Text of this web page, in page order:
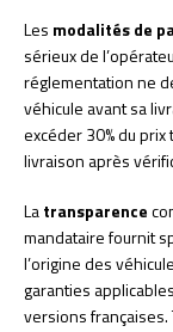
Les modalités de
sérieux de
réglementation ne
véhicule avant sa
excéder 30% du
livraison après
Latransparence
mandataire fournit
l’origine des
garanties
versions françaises.